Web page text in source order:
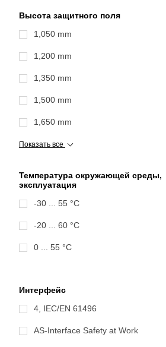
Высота защитного поля
1,050 mm
1,200 mm
1,350 mm
1,500 mm
1,650 mm
Показать все
Температура окружающей среды,
эксплуатация
-30 ... 55 °C
-20 ... 60 °C
0 ... 55 °C
Интерфейс
4, IEC/EN 61496
AS-Interface Safety at Work